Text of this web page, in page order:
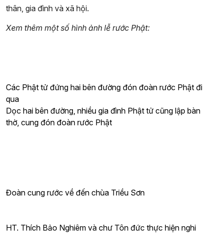
thân, gia đình và xã hội.
Xem thêm một số hình ảnh lễ rước Phật:
Các Phật tử đứng hai bên đường đón đoàn rước Phật đi
qua
Dọc hai bên đường, nhiều gia đình Phật tử cũng lập bàn
thờ, cung đón đoàn rước Phật
Đoàn cung rước về đến chùa Triều Sơn
HT. Thích Bảo Nghiêm và chư Tôn đức thực hiện nghi